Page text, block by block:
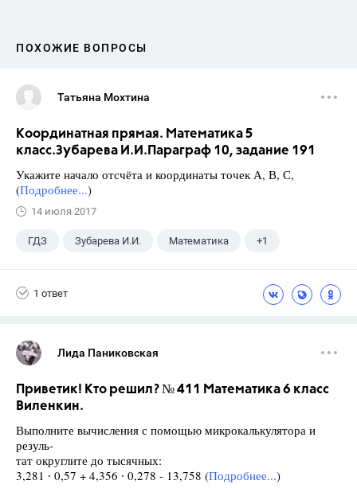
ПОХОЖИЕ ВОПРОСЫ
Татьяна Мохтина
Координатная прямая. Математика 5
класс.Зубарева И.И.Параграф 10, задание 191
Укажите начало отсчёта и координаты точек А, В, С,
(Подробнее...)
14 июля 2017
ГДЗ Зубарева И.И. Математика +1
1 ответ
Лида Паниковская
Приветик! Кто решил? № 411 Математика 6 класс
Виленкин.
Выполните вычисления с помощью микрокалькулятора и
резуль-
тат округлите до тысячных:
3,281 ∙ 0,57 + 4,356 ∙ 0,278 - 13,758 (Подробнее...)